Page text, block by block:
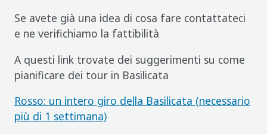
Se avete già una idea di cosa fare contattateci
e ne verifichiamo la fattibilità
A questi link trovate dei suggerimenti su come
pianificare dei tour in Basilicata
Rosso: un intero giro della Basilicata (necessario
più di 1 settimana)